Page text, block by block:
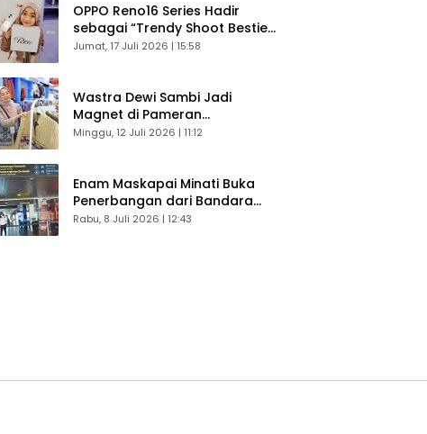
OPPO Reno16 Series Hadir
sebagai “Trendy Shoot Bestie”,
Bikin Konten Kreator Makin
Jumat, 17 Juli 2026 | 15:58
Wastra Dewi Sambi Jadi
Magnet di Pameran
Dekranasda, Banyak Diminati
Minggu, 12 Juli 2026 | 11:12
Enam Maskapai Minati Buka
Penerbangan dari Bandara
Husein Sastranegara
Rabu, 8 Juli 2026 | 12:43